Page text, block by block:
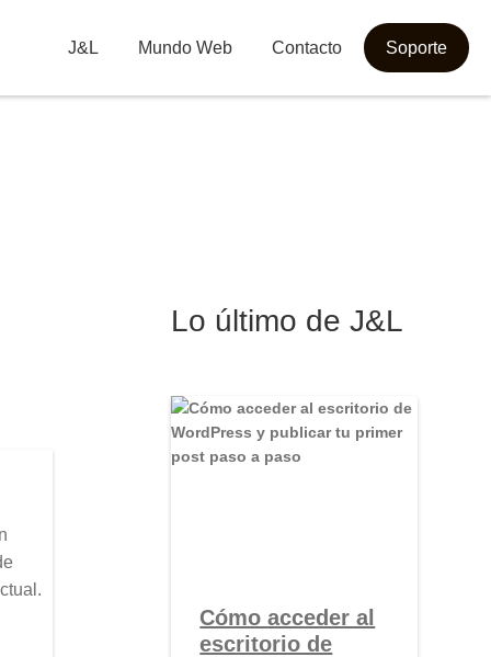
J&L Mundo Web Contacto Soporte
Lo último de J&L
Cómo acceder al
escritorio de